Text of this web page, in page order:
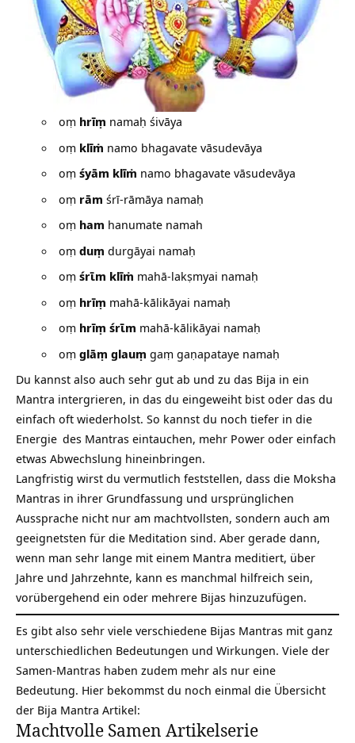
oṃ hrīṃ namaḥ śivāya
oṃ klīṁ namo bhagavate vāsudevāya
oṃ śyām klīṁ namo bhagavate vāsudevāya
oṃ rām śrī-rāmāya namaḥ
oṃ ham hanumate namah
oṃ duṃ durgāyai namaḥ
oṃ śrῑm klīṁ mahā-lakṣmyai namaḥ
oṃ hrīṃ mahā-kālikāyai namaḥ
oṃ hrīṃ śrῑm mahā-kālikāyai namaḥ
oṃ glāṃ glauṃ gaṃ gaṇapataye namaḥ
Du kannst also auch sehr gut ab und zu das Bija in ein
Mantra intergrieren, in das du eingeweiht bist oder das du
einfach oft wiederholst. So kannst du noch tiefer in die
Energie des Mantras eintauchen, mehr Power oder einfach
etwas Abwechslung hineinbringen.
Langfristig wirst du vermutlich feststellen, dass die Moksha
Mantras in ihrer Grundfassung und ursprünglichen
Aussprache nicht nur am machtvollsten, sondern auch am
geeignetsten für die Meditation sind. Aber gerade dann,
wenn man sehr lange mit einem Mantra meditiert, über
Jahre und Jahrzehnte, kann es manchmal hilfreich sein,
vorübergehend ein oder mehrere Bijas hinzuzufügen.
Es gibt also sehr viele verschiedene Bijas Mantras mit ganz
unterschiedlichen Bedeutungen und Wirkungen. Viele der
Samen-Mantras haben zudem mehr als nur eine
Bedeutung. Hier bekommst du noch einmal die Übersicht
der Bija Mantra Artikel:
Machtvolle Samen Artikelserie